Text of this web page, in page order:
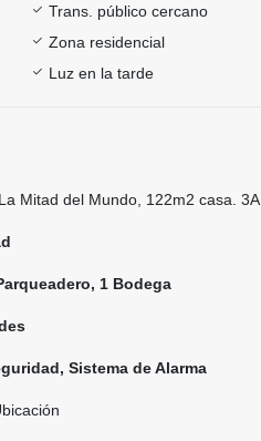
Trans. público cercano
Zona residencial
Luz en la tarde
Mitad del Mundo, 122m2 casa. 3A
1 Bodega
Sistema de Alarma